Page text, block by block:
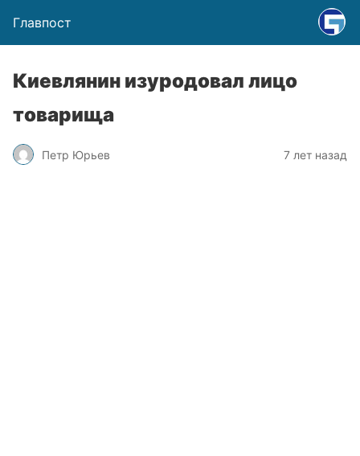
Главпост
Киевлянин изуродовал лицо
товарища
Петр Юрьев 7 лет назад